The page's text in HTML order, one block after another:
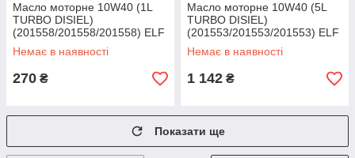
Масло моторне 10W40 (1L
TURBO DISIEL)
(201558/201558/201558) ELF
Немає в наявності
270 ₴
Масло моторне 10W40 (5L
TURBO DISIEL)
(201553/201553/201553) ELF
Немає в наявності
1 142 ₴
Показати ще